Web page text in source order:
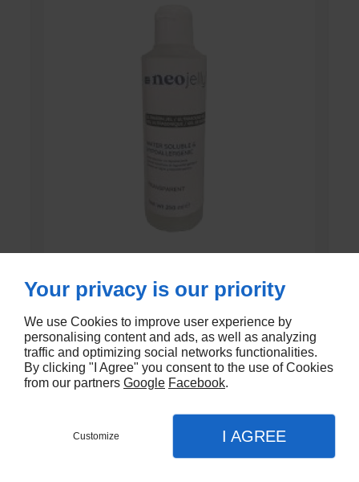
GEL DE CONTACT UNI’GEL
€1,35
Your privacy is our priority
We use Cookies to improve user experience by
personalising content and ads, as well as analyzing
traffic and optimizing social networks functionalities.
By clicking "I Agree" you consent to the use of Cookies
from our partners Google Facebook.
Customize I AGREE